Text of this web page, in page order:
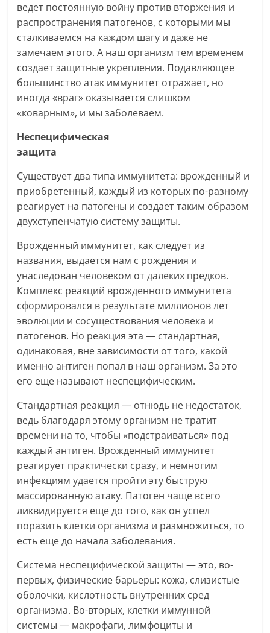
ведет постоянную войну против вторжения и
распространения патогенов, с которыми мы
сталкиваемся на каждом шагу и даже не
замечаем этого. А наш организм тем временем
создает защитные укрепления. Подавляющее
большинство атак иммунитет отражает, но
иногда «враг» оказывается слишком
«коварным», и мы заболеваем.
Неспецифическая
защита
Существует два типа иммунитета: врожденный и
приобретенный, каждый из которых по-разному
реагирует на патогены и создает таким образом
двухступенчатую систему защиты.
Врожденный иммунитет, как следует из
названия, выдается нам с рождения и
унаследован человеком от далеких предков.
Комплекс реакций врожденного иммунитета
сформировался в результате миллионов лет
эволюции и сосуществования человека и
патогенов. Но реакция эта — стандартная,
одинаковая, вне зависимости от того, какой
именно антиген попал в наш организм. За это
его еще называют неспецифическим.
Стандартная реакция — отнюдь не недостаток,
ведь благодаря этому организм не тратит
времени на то, чтобы «подстраиваться» под
каждый антиген. Врожденный иммунитет
реагирует практически сразу, и немногим
инфекциям удается пройти эту быструю
массированную атаку. Патоген чаще всего
ликвидируется еще до того, как он успел
поразить клетки организма и размножиться, то
есть еще до начала заболевания.
Система неспецифической защиты — это, во-
первых, физические барьеры: кожа, слизистые
оболочки, кислотность внутренних сред
организма. Во-вторых, клетки иммунной
системы — макрофаги, лимфоциты и